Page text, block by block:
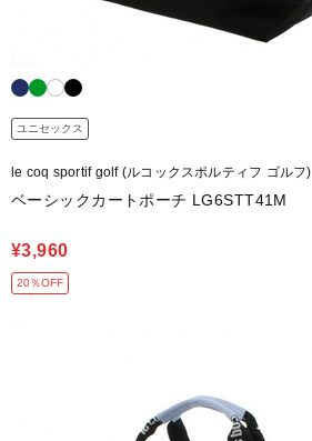
ユニセックス
le coq sportif golf (ルコックスポルティフ ゴルフ)
ベーシックカートポーチ LG6STT41M
¥3,960
20％OFF